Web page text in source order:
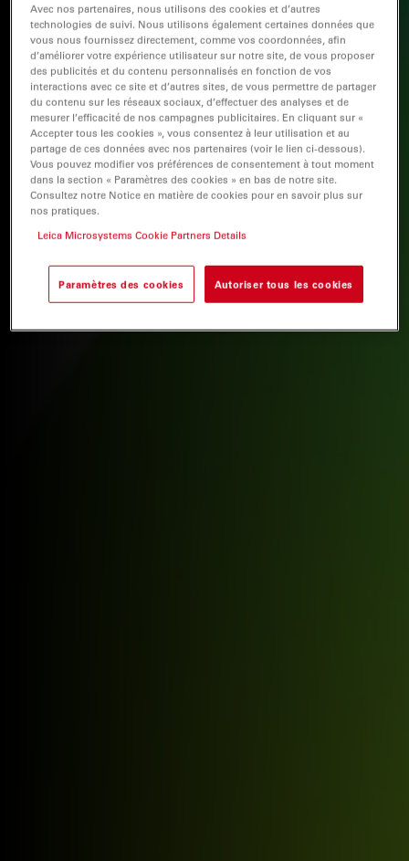
Avec nos partenaires, nous utilisons des cookies et d’autres
technologies de suivi. Nous utilisons également certaines données que
vous nous fournissez directement, comme vos coordonnées, afin
d’améliorer votre expérience utilisateur sur notre site, de vous proposer
des publicités et du contenu personnalisés en fonction de vos
interactions avec ce site et d’autres sites, de vous permettre de partager
du contenu sur les réseaux sociaux, d’effectuer des analyses et de
mesurer l’efficacité de nos campagnes publicitaires. En cliquant sur «
Accepter tous les cookies », vous consentez à leur utilisation et au
partage de ces données avec nos partenaires (voir le lien ci-dessous).
Vous pouvez modifier vos préférences de consentement à tout moment
dans la section « Paramètres des cookies » en bas de notre site.
Consultez notre Notice en matière de cookies pour en savoir plus sur
nos pratiques.
Leica Microsystems Cookie Partners Details
Paramètres des cookies Autoriser tous les cookies